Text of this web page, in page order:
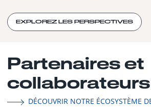
EXPLOREZ LES PERSPECTIVES
Partenaires et
DÉCOUVRIR NOTRE ÉCOSYSTÈME